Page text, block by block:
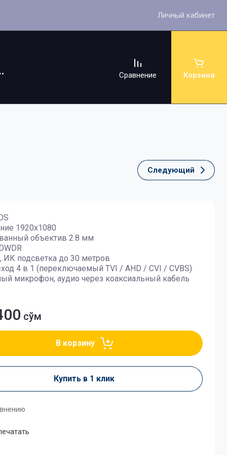
Личный кабинет
Сравнение Корзина
Следующий
1920х1080
объектив 2.8 мм
ИК подсветка до 30 метров
4 в 1 (переключаемый TVI / AHD / CVI / CVBS)
микрофон, аудио через коаксиальный кабель
сўм
В корзину
Купить в 1 клик